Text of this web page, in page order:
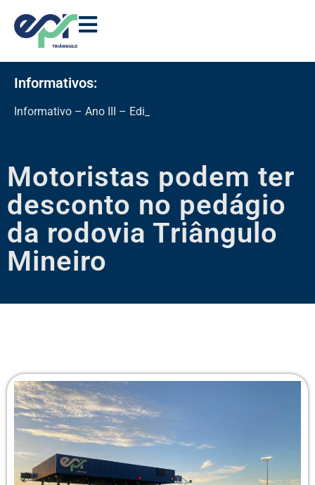
Informativos:
Informativo – Ano III – Edição 11
Motoristas podem ter
desconto no pedágio
da rodovia Triângulo
Mineiro